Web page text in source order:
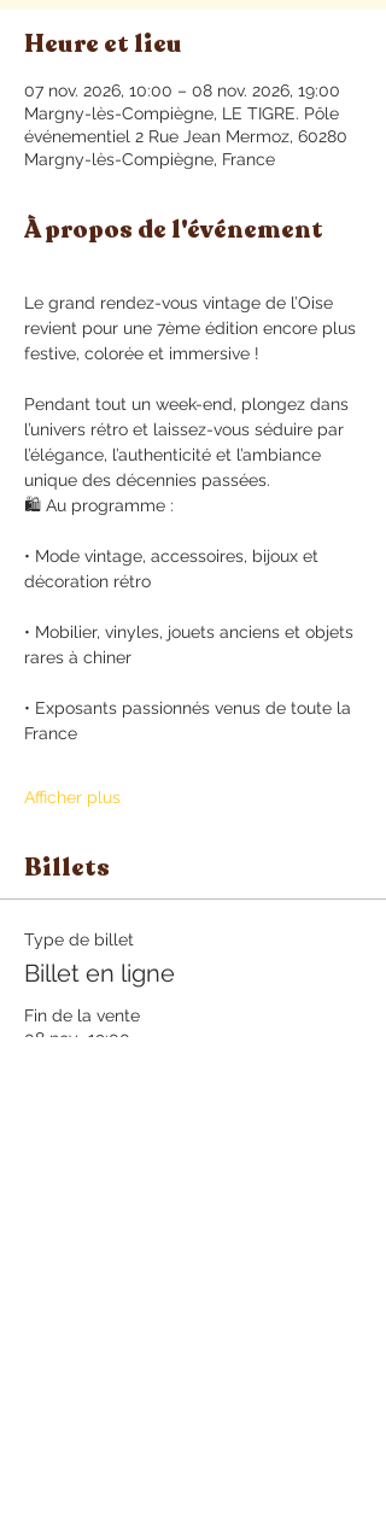
Heure et lieu
07 nov. 2026, 10:00 – 08 nov. 2026, 19:00
Margny-lès-Compiègne, LE TIGRE. Pôle
événementiel 2 Rue Jean Mermoz, 60280
Margny-lès-Compiègne, France
À propos de l'événement
Le grand rendez-vous vintage de l’Oise
revient pour une 7ème édition encore plus
festive, colorée et immersive !
Pendant tout un week-end, plongez dans
l’univers rétro et laissez-vous séduire par
l’élégance, l’authenticité et l’ambiance
unique des décennies passées.
🛍️ Au programme :
• Mode vintage, accessoires, bijoux et
décoration rétro
• Mobilier, vinyles, jouets anciens et objets
rares à chiner
• Exposants passionnés venus de toute la
France
Afficher plus
Billets
Type de billet
Billet en ligne
Fin de la vente
08 nov., 19:00